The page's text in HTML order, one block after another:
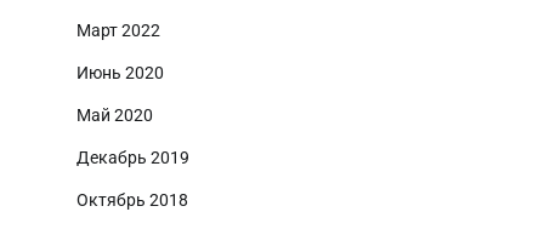
Март 2022
Июнь 2020
Май 2020
Декабрь 2019
Октябрь 2018